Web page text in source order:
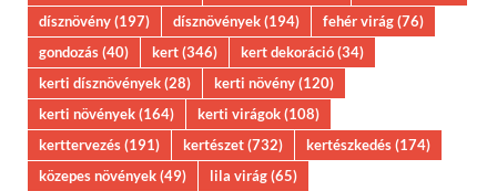
dísznövény(197) dísznövények(194) fehér virág(76)
gondozás(40) kert(346) kert dekoráció(34)
kerti dísznövények(28) kerti növény(120)
kerti növények(164) kerti virágok(108)
kerttervezés(191) kertészet(732) kertészkedés(174)
közepes növények(49) lila virág(65)